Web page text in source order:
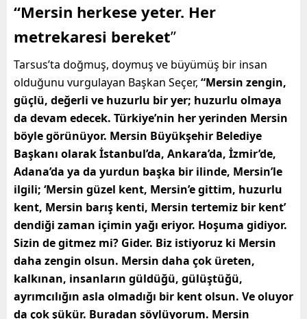
“Mersin herkese yeter. Her
metrekaresi bereket”
Tarsus’ta doğmuş, doymuş ve büyümüş bir insan
olduğunu vurgulayan Başkan Seçer, “Mersin zengin,
güçlü, değerli ve huzurlu bir yer; huzurlu olmaya
da devam edecek. Türkiye’nin her yerinden Mersin
böyle görünüyor. Mersin Büyükşehir Belediye
Başkanı olarak İstanbul’da, Ankara’da, İzmir’de,
Adana’da ya da yurdun başka bir ilinde, Mersin’le
ilgili; ‘Mersin güzel kent, Mersin’e gittim, huzurlu
kent, Mersin barış kenti, Mersin tertemiz bir kent’
dendiği zaman içimin yağı eriyor. Hoşuma gidiyor.
Sizin de gitmez mi? Gider. Biz istiyoruz ki Mersin
daha zengin olsun. Mersin daha çok üreten,
kalkınan, insanların güldüğü, gülüştüğü,
ayrımcılığın asla olmadığı bir kent olsun. Ve oluyor
da çok şükür. Buradan söylüyorum. Mersin